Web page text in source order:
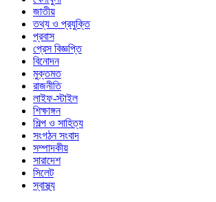
জাতীয়
তথ্য ও প্রযুক্তি
প্রবাস
প্রেস বিজ্ঞপ্তি
বিনোদন
মুক্তমত
রাজনীতি
লাইফ-স্টাইল
শিক্ষাঙ্গন
শিল্প ও সাহিত্য
সংগঠন সংবাদ
সম্পাদকীয়
সারাদেশ
সিলেট
স্বাস্থ্য